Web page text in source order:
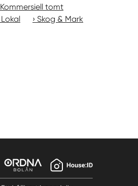
Kommersiell tomt
Lokal Skog & Mark